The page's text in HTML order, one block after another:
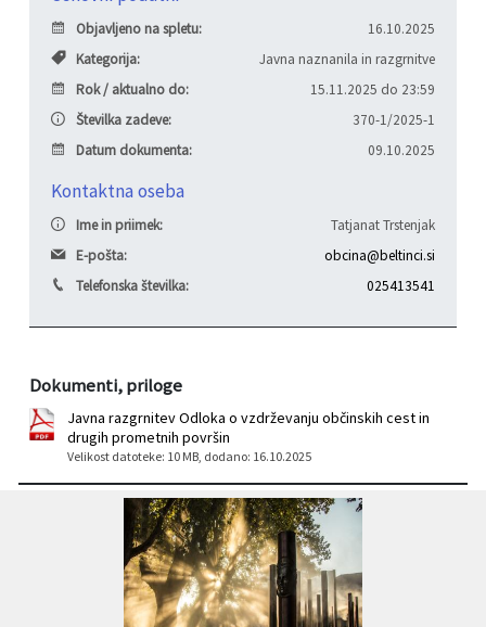
Objavljeno na spletu:
16.10.2025
Kategorija:
Javna naznanila in razgrnitve
Rok / aktualno do:
15.11.2025 do 23:59
Številka zadeve:
370-1/2025-1
Datum dokumenta:
09.10.2025
Kontaktna oseba
Ime in priimek:
Tatjanat Trstenjak
E-pošta:
obcina@beltinci.si
Telefonska številka:
025413541
Dokumenti, priloge
Javna razgrnitev Odloka o vzdrževanju občinskih cest in
drugih prometnih površin
Velikost datoteke: 10 MB, dodano: 16.10.2025
Varstvo osebnih podatkov
Informacije javnega značaja
Občinski časopis "Mali Rijtar"
Občinski predpisi
Galerija slik
Prostorski akti
Projekti občine
Druge koristne povezave